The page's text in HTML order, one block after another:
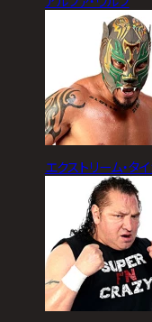
エクストリーム・タ